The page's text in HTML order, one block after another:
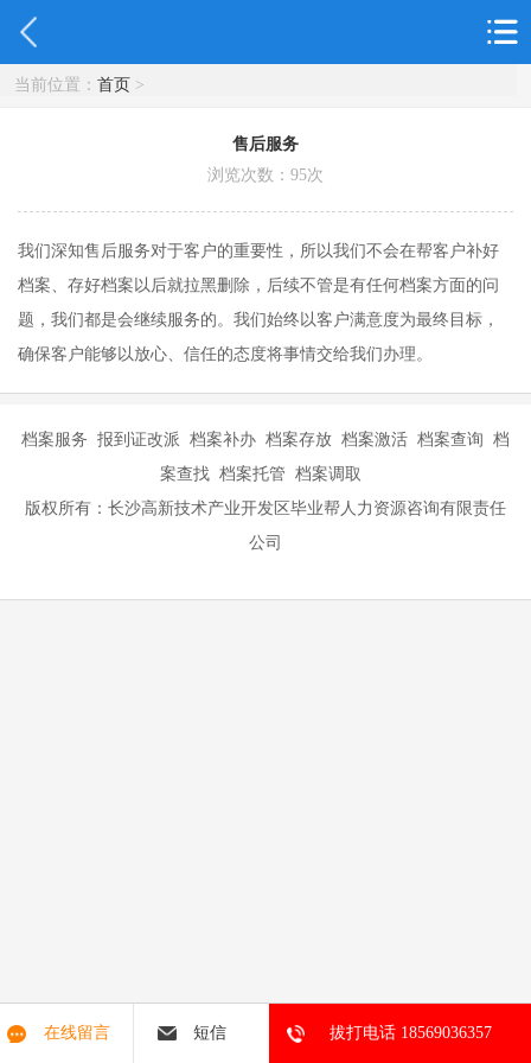
当前位置： 首页>
售后服务
浏览次数： 95次
我们深知售后服务对于客户的重要性，所以我们不会在帮客户补好
档案、存好档案以后就拉黑删除，后续不管是有任何档案方面的问
题，我们都是会继续服务的。我们始终以客户满意度为最终目标，
确保客户能够以放心、信任的态度将事情交给我们办理。
档案服务 报到证改派 档案补办 档案存放 档案激活 档案查询 档
案查找 档案托管 档案调取
版权所有：长沙高新技术产业开发区毕业帮人力资源咨询有限责任
公司
在线留言 短信 拔打电话 18569036357